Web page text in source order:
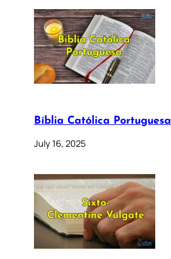
Bíblia Católica Portuguesa
July 16, 2025